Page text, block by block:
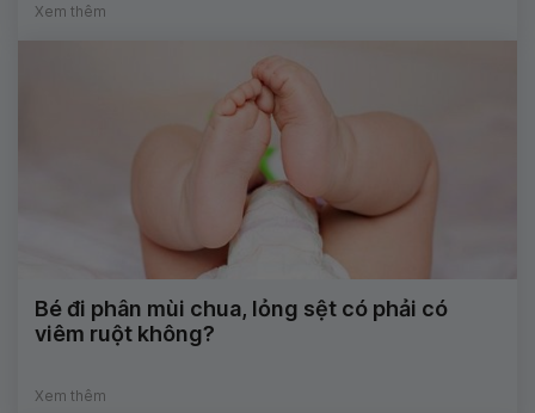
Xem thêm
Bé đi phân mùi chua, lỏng sệt có phải có
viêm ruột không?
Xem thêm